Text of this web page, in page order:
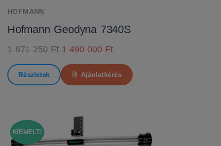
HOFMANN
Hofmann Geodyna 7340S
1 871 250 Ft 1 490 000 Ft
Részletek Ajánlatkérés
KIEMELT!